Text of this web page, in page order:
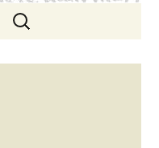
Suchen
nach: